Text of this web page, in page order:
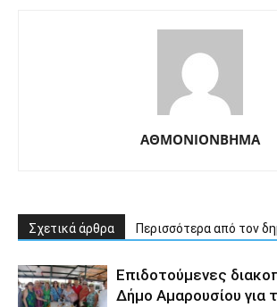
ΑΘΜΟΝΙΟΝΒΗΜΑ
Σχετικά άρθρα Περισσότερα από τον
Επιδοτούμενες
Δήμο Αμαρουσίου για